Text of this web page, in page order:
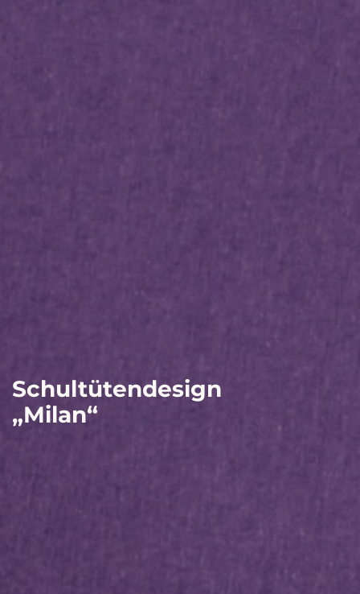
Schultütendesign
„Milan“